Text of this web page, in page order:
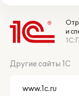
и
Другие сайты 1С